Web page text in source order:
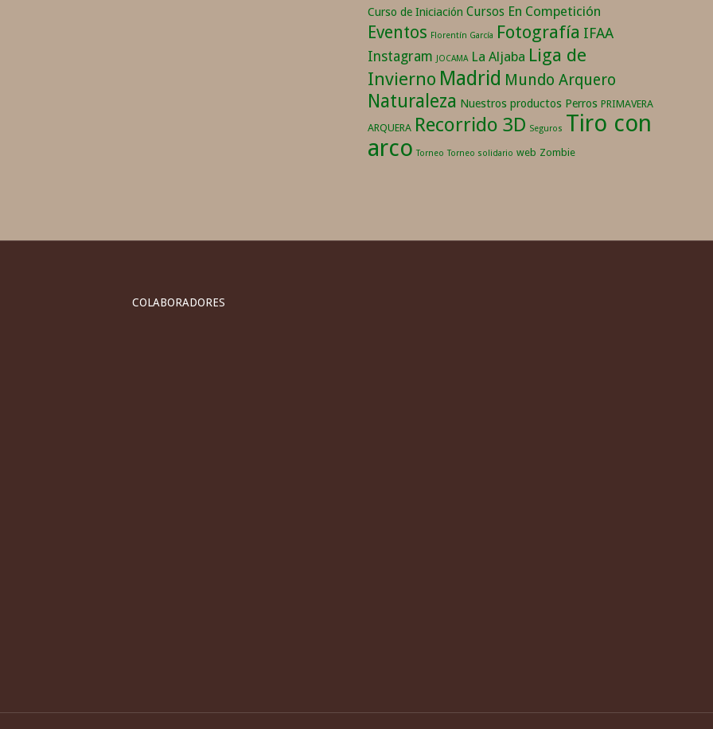
Curso de Iniciación Cursos En Competición
Eventos Florentín García Fotografía IFAA
Instagram JOCAMA La Aljaba Liga de
Invierno Madrid Mundo Arquero
Naturaleza Nuestros productos Perros PRIMAVERA
ARQUERA Recorrido 3D Seguros Tiro con
arco Torneo Torneo solidario web Zombie
COLABORADORES